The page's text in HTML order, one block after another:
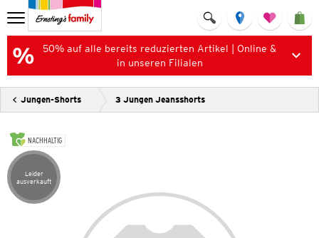
50% auf alle bereits reduzierten Artikel | Online &
in unseren Filialen
Jungen-Shorts 3 Jungen Jeansshorts
NACHHALTIG
Artikel leider ausverkauft
Leider
ausverkauft